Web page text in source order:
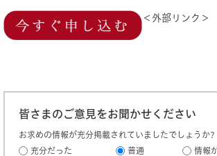
＜外部リンク＞
皆さまのご意見をお聞かせください
お求めの情報が充分掲載されていましたでしょうか?
充分だった
普通 情報